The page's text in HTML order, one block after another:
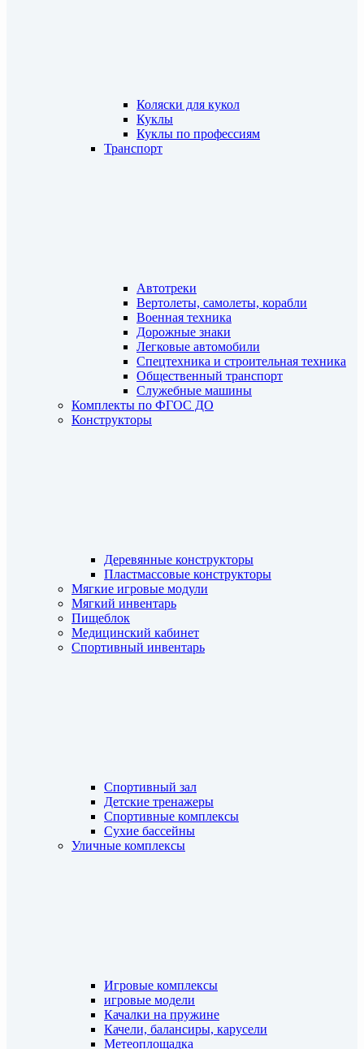
Коляски для кукол
Куклы
Куклы по профессиям
Транспорт
Автотреки
Вертолеты, самолеты, корабли
Военная техника
Дорожные знаки
Легковые автомобили
Спецтехника и строительная техника
Общественный транспорт
Служебные машины
Комплекты по ФГОС ДО
Конструкторы
Деревянные конструкторы
Пластмассовые конструкторы
Мягкие игровые модули
Мягкий инвентарь
Пищеблок
Медицинский кабинет
Спортивный инвентарь
Спортивный зал
Детские тренажеры
Спортивные комплексы
Сухие бассейны
Уличные комплексы
Игровые комплексы
игровые модели
Качалки на пружине
Качели, балансиры, карусели
Метеоплощадка